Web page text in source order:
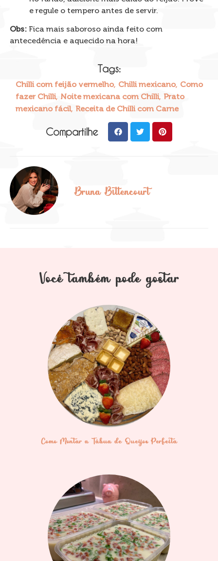
e regule o tempero antes de servir.
Obs: Fica mais saboroso ainda feito com
antecedência e aquecido na hora!
Tags:
Chilli com feijão vermelho, Chilli mexicano, Como
fazer Chilli Noite mexicana com Chilli Prato
mexicano fácil Receita de Chilli com Carne
Compartilhe
Bruna Bittencourt
Você também pode gostar
Como Montar a Tábua de Queijos Perfeita